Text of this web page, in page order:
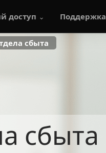
доступ Поддержка
сбыта
сбыта